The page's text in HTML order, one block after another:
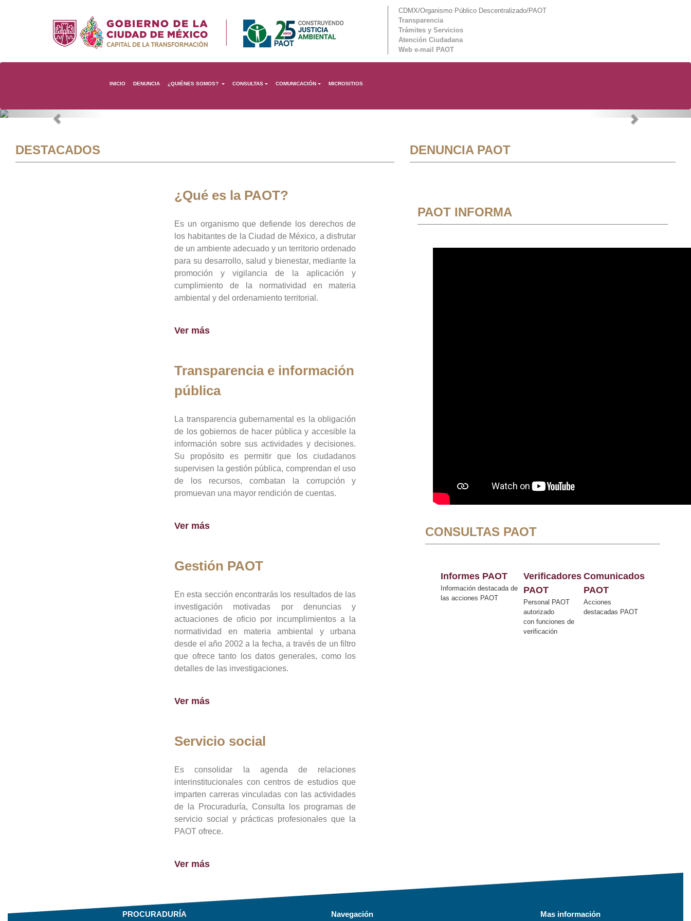
CDMX/Organismo Público Descentralizado/PAOT
Transparencia
Trámites y Servicios
Atención Ciudadana
Web e-mail PAOT
INICIO DENUNCIA ¿QUIÉNES SOMOS? CONSULTAS COMUNICACIÓN MICROSITIOS
Previous Next
DESTACADOS
¿Qué es la PAOT?
Es un organismo que defiende los derechos de
los habitantes de la Ciudad de México, a disfrutar
de un ambiente adecuado y un territorio ordenado
para su desarrollo, salud y bienestar, mediante la
promoción y vigilancia de la aplicación y
cumplimiento de la normatividad en materia
ambiental y del ordenamiento territorial.
Ver más
Transparencia e información
pública
La transparencia gubernamental es la obligación
de los gobiernos de hacer pública y accesible la
información sobre sus actividades y decisiones.
Su propósito es permitir que los ciudadanos
supervisen la gestión pública, comprendan el uso
de los recursos, combatan la corrupción y
promuevan una mayor rendición de cuentas.
Ver más
Gestión PAOT
En esta sección encontrarás los resultados de las
investigación motivadas por denuncias y
actuaciones de oficio por incumplimientos a la
normatividad en materia ambiental y urbana
desde el año 2002 a la fecha, a través de un filtro
que ofrece tanto los datos generales, como los
detalles de las investigaciones.
Ver más
Servicio social
Es consolidar la agenda de relaciones
interinstitucionales con centros de estudios que
imparten carreras vinculadas con las actividades
de la Procuraduría, Consulta los programas de
servicio social y prácticas profesionales que la
PAOT ofrece.
Ver más
DENUNCIA PAOT
PAOT INFORMA
CONSULTAS PAOT
Informes PAOT
Información destacada de
las acciones PAOT
Verificadores
PAOT
Personal PAOT
autorizado
con funciones de
verificación
Comunicados
PAOT
Acciones
destacadas PAOT
PROCURADURÍA Navegación Mas información